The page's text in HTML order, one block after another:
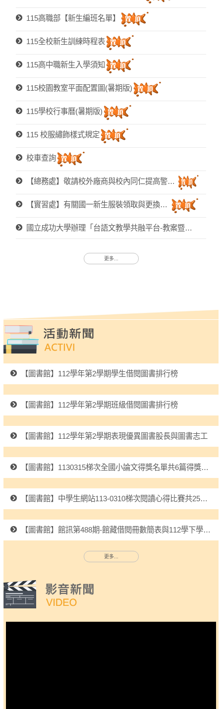
115高職部【新生編班名單】
115全校新生訓練時程表
115高中職新生入學須知
115校園教室平面配置圖(暑期版)
115學校行事曆(暑期版)
115 校服繡飾樣式規定
校車查詢
【總務處】敬請校外廠商與校內同仁提高警覺，防範採購詐騙！
【實習處】有關國一新生服裝領取與更換事宜
國立成功大學辦理「台語文教學共融平台-教案暨教學示範徵件」活動訊息
更多...
【圖書館】112學年第2學期學生借閱圖書排行榜
【圖書館】112學年第2學期班級借閱圖書排行榜
【圖書館】112學年第2學期表現優異圖書股長與圖書志工
【圖書館】1130315梯次全國小論文得獎名單共6篇得獎，感謝指導老師並恭喜得獎同學!
【圖書館】中學生網站113-0310梯次閱讀心得比賽共25篇得獎，感謝指導老師並恭喜得獎同學!
【圖書館】館訊第488期-館藏借閱冊數簡表與112學下學期閱讀活動
更多...